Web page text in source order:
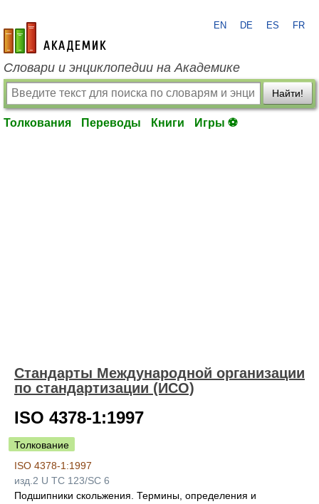
academic.ru
EN DE ES FR
Словари и энциклопедии на Академике
Найти!
Толкования Переводы Книги Игры ⚽
Стандарты Международной организации
по стандартизации (ИСО)
ISO 4378-1:1997
Толкование
ISO 4378-1:1997
изд.2 U TC 123/SC 6
Подшипники скольжения. Термины, определения и